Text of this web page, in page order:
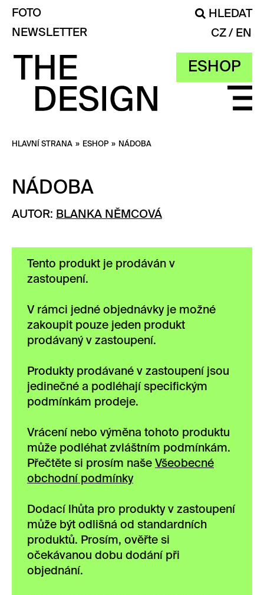
ESHOP
FOTO
HLEDAT
NEWSLETTER
CZ EN
HLAVNÍ STRANA » ESHOP » NÁDOBA
NÁDOBA
AUTOR: BLANKA NĚMCOVÁ
Tento produkt je prodáván v
zastoupení.
V rámci jedné objednávky je možné
zakoupit pouze jeden produkt
prodávaný v zastoupení.
Produkty prodávané v zastoupení jsou
jedinečné a podléhají specifickým
podmínkám prodeje.
Vrácení nebo výměna tohoto produktu
může podléhat zvláštním podmínkám.
Přečtěte si prosím naše Všeobecné
obchodní podmínky
Dodací lhůta pro produkty v zastoupení
může být odlišná od standardních
produktů. Prosím, ověřte si
očekávanou dobu dodání při
objednání.